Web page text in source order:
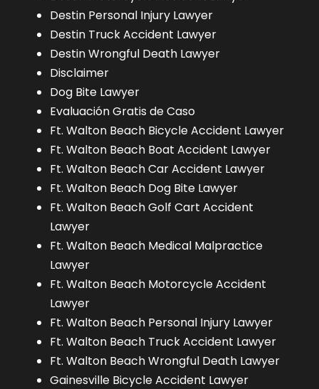
Destin Personal Injury Lawyer
Destin Truck Accident Lawyer
Destin Wrongful Death Lawyer
Disclaimer
Dog Bite Lawyer
Evaluación Gratis de Caso
Ft. Walton Beach Bicycle Accident Lawyer
Ft. Walton Beach Boat Accident Lawyer
Ft. Walton Beach Car Accident Lawyer
Ft. Walton Beach Dog Bite Lawyer
Ft. Walton Beach Golf Cart Accident
Lawyer
Ft. Walton Beach Medical Malpractice
Lawyer
Ft. Walton Beach Motorcycle Accident
Lawyer
Ft. Walton Beach Personal Injury Lawyer
Ft. Walton Beach Truck Accident Lawyer
Ft. Walton Beach Wrongful Death Lawyer
Gainesville Bicycle Accident Lawyer